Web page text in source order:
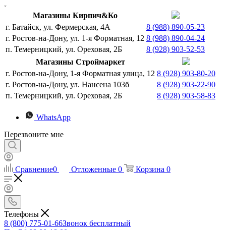
Магазины Кирпич&Ко
г. Батайск, ул. Фермерская, 4А
8 (988) 890-05-23
г. Ростов-на-Дону, ул. 1-я Форматная, 12 8 (988) 890-04-24
п. Темерницкий, ул. Ореховая, 2Б
8 (928) 903-52-53
Магазины Строймаркет
г. Ростов-на-Дону, 1-я Форматная улица, 12 8 (928) 903-80-20
г. Ростов-на-Дону, ул. Нансена 103б
8 (928) 903-22-90
п. Темерницкий, ул. Ореховая, 2Б
8 (928) 903-58-83
WhatsApp
Перезвоните мне
Сравнение0 Отложенные 0 Корзина 0
Телефоны
8 (800) 775-01-66Звонок бесплатный